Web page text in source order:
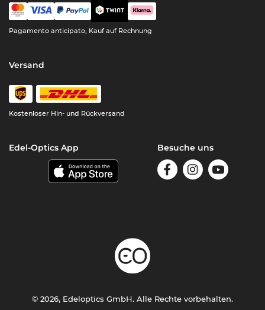
Pagamento anticipato, Kauf auf Rechnung
Versand
Kostenloser Hin- und Rückversand
Edel-Optics App Besuche uns
© 2026, Edeloptics GmbH. Alle Rechte vorbehalten.